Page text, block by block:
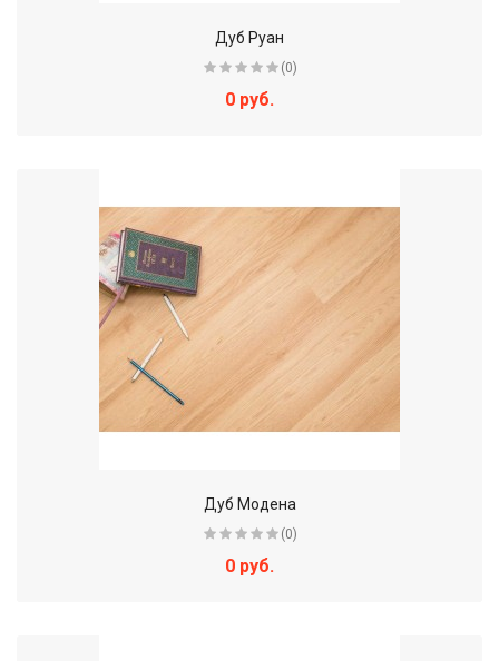
Дуб Руан
(0)
0 руб.
Дуб Модена
(0)
0 руб.